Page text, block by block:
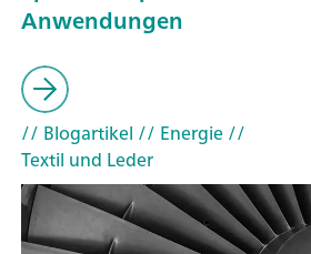
Anwendungen
// Blogartikel // Energie//
Textil und Leder